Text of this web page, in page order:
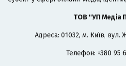
ТОВ "УП Медіа
Адреса: 01032, м. Київ, вул.
Телефон: +380 95